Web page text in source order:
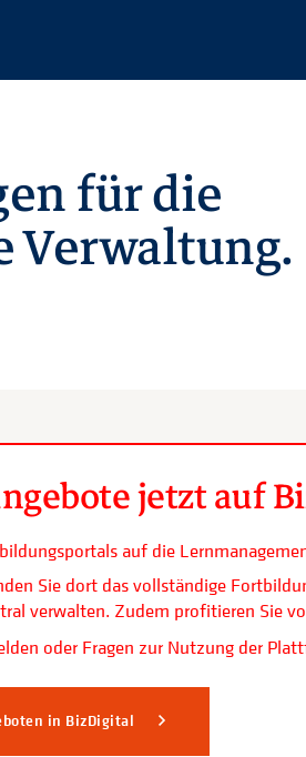
für die
Verwaltung.
jetzt auf
auf die
Sie dort das vollständige
verwalten. Zudem profitieren Sie
oder Fragen zur Nutzung der
in BizDigital